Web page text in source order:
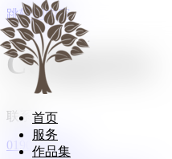
跳转到内容
首页
服务
作品集
Categories
联系
01908 107185